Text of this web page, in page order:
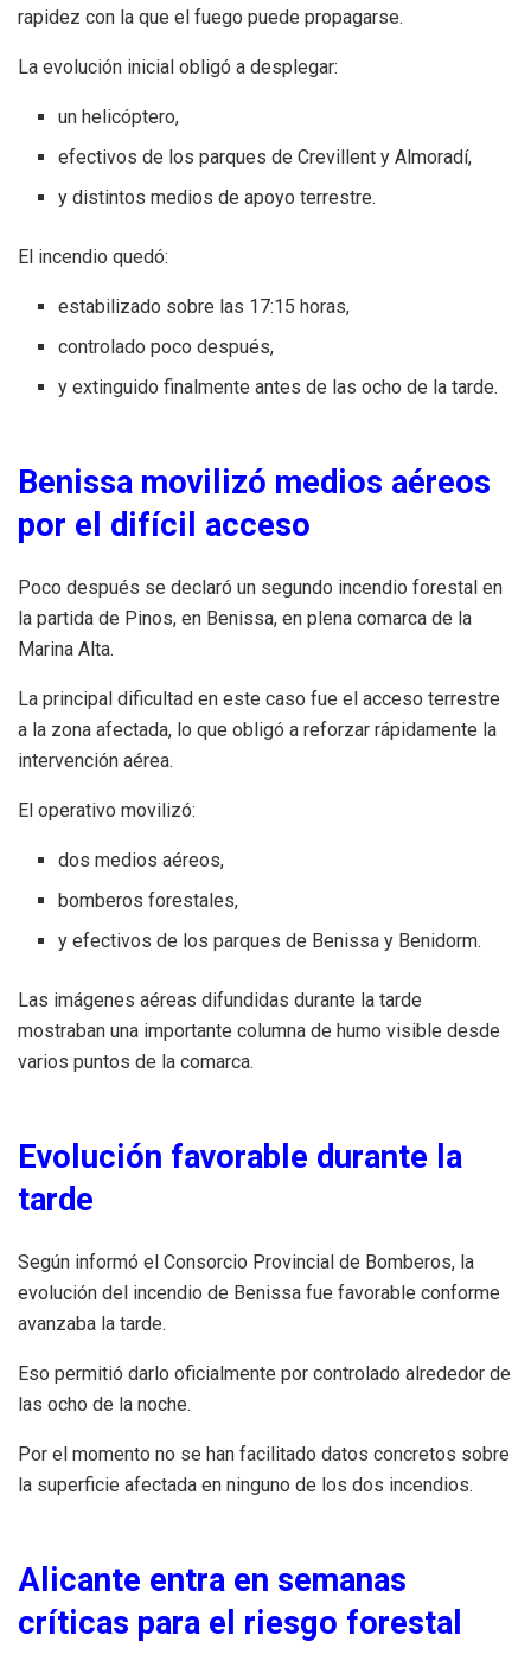
rapidez con la que el fuego puede propagarse.
La evolución inicial obligó a desplegar:
un helicóptero,
efectivos de los parques de Crevillent y Almoradí,
y distintos medios de apoyo terrestre.
El incendio quedó:
estabilizado sobre las 17:15 horas,
controlado poco después,
y extinguido finalmente antes de las ocho de la tarde.
Benissa movilizó medios aéreos
por el difícil acceso
Poco después se declaró un segundo incendio forestal en
la partida de Pinos, en Benissa, en plena comarca de la
Marina Alta.
La principal dificultad en este caso fue el acceso terrestre
a la zona afectada, lo que obligó a reforzar rápidamente la
intervención aérea.
El operativo movilizó:
dos medios aéreos,
bomberos forestales,
y efectivos de los parques de Benissa y Benidorm.
Las imágenes aéreas difundidas durante la tarde
mostraban una importante columna de humo visible desde
varios puntos de la comarca.
Evolución favorable durante la
tarde
Según informó el Consorcio Provincial de Bomberos, la
evolución del incendio de Benissa fue favorable conforme
avanzaba la tarde.
Eso permitió darlo oficialmente por controlado alrededor de
las ocho de la noche.
Por el momento no se han facilitado datos concretos sobre
la superficie afectada en ninguno de los dos incendios.
Alicante entra en semanas
críticas para el riesgo forestal